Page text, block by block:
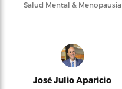
Salud Mental & Menopausia
José Julio Aparicio